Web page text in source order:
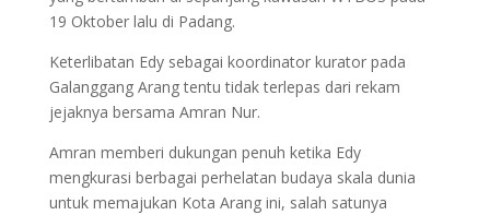
19 Oktober lalu di Padang.
Keterlibatan Edy sebagai koordinator kurator pada
Galanggang Arang tentu tidak terlepas dari rekam
jejaknya bersama Amran Nur.
Amran memberi dukungan penuh ketika Edy
mengkurasi berbagai perhelatan budaya skala dunia
untuk memajukan Kota Arang ini, salah satunya